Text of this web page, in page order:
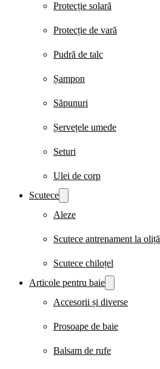
Protecție solară
Protecție de vară
Pudră de talc
Șampon
Săpunuri
Șervețele umede
Seturi
Ulei de corp
Scutece
Aleze
Scutece antrenament la oliță
Scutece chiloțel
Articole pentru baie
Accesorii și diverse
Prosoape de baie
Balsam de rufe